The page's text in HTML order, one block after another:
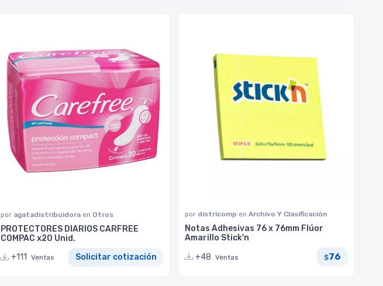
por agatadistribuidora en Otros
PROTECTORES DIARIOS CARFREE
COMPAC x20 Unid.
+111
Ventas Solicitar cotización
por districomp en Archivo Y Clasificación
Notas Adhesivas 76 x 76mm Flúor
Amarillo Stick'n
+48 Ventas $76